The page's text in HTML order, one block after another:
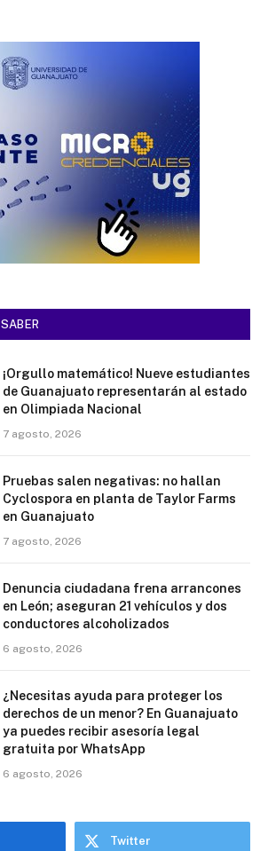
SABER
¡Orgullo matemático! Nueve estudiantes
de Guanajuato representarán al estado
en Olimpiada Nacional
7 agosto, 2026
Pruebas salen negativas: no hallan
Cyclospora en planta de Taylor Farms
en Guanajuato
7 agosto, 2026
Denuncia ciudadana frena arrancones
en León; aseguran 21 vehículos y dos
conductores alcoholizados
6 agosto, 2026
¿Necesitas ayuda para proteger los
derechos de un menor? En Guanajuato
ya puedes recibir asesoría legal
gratuita por WhatsApp
6 agosto, 2026
Twitter